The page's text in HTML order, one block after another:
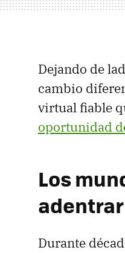
Dejando de
cambio
virtual fiable
oportunidad
Los
Durante